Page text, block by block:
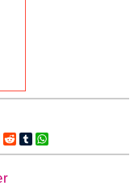
Print RedditTumblr